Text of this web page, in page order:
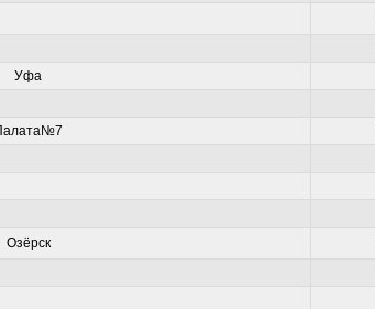
Уфа
Озёрск